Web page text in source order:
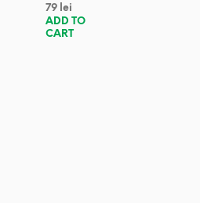
79 lei
ADD TO
CART